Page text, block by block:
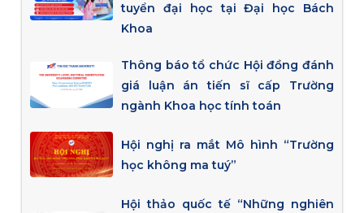
tuyển đại học tại Đại học Bách
Khoa
Thông báo tổ chức Hội đồng đánh
giá luận án tiến sĩ cấp Trường
ngành Khoa học tính toán
Hội nghị ra mắt Mô hình “Trường
học không ma tuý”
Hội thảo quốc tế “Những nghiên